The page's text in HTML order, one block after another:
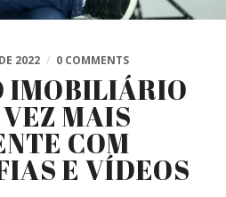
2022 / 0 COMMENTS
IMOBILIÁRIO
MAIS
COM
E VÍDEOS